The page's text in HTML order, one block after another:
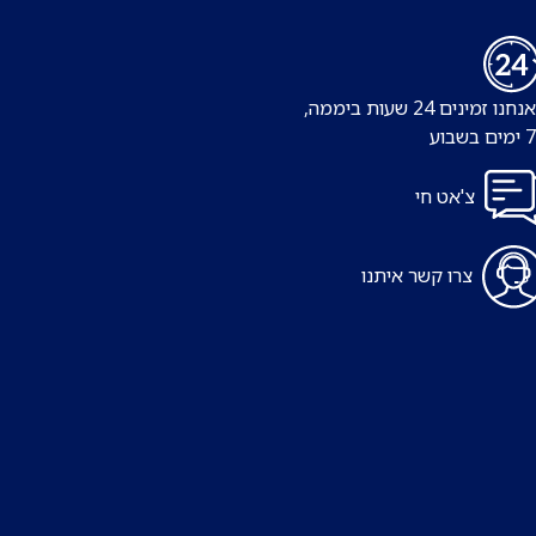
אנחנו זמינים 24 שעות ביממה,
7 ימים בשבוע
צ'אט חי
צרו קשר איתנו